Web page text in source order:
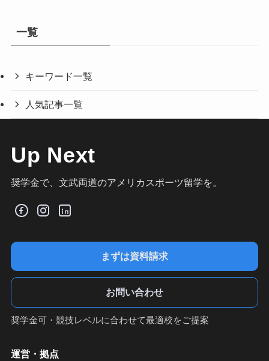
一覧
キーワード一覧
人気記事一覧
Up Next
奨学金で、文武両道のアメリカスポーツ留学を。
まずは資料請求
お問い合わせ
奨学金可・競技レベルに合わせて最適校をご提案
運営・拠点